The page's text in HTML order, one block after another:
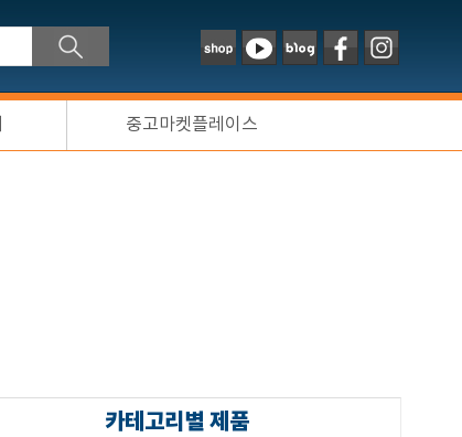
중고마켓플레이스
카테고리별 제품